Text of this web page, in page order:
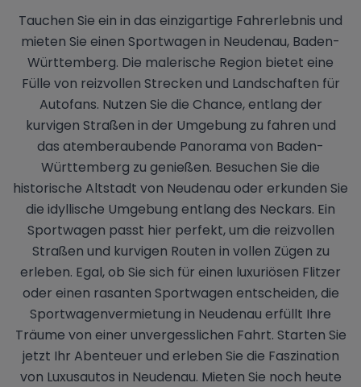
Tauchen Sie ein in das einzigartige Fahrerlebnis und
mieten Sie einen Sportwagen in Neudenau, Baden-
Württemberg. Die malerische Region bietet eine
Fülle von reizvollen Strecken und Landschaften für
Autofans. Nutzen Sie die Chance, entlang der
kurvigen Straßen in der Umgebung zu fahren und
das atemberaubende Panorama von Baden-
Württemberg zu genießen. Besuchen Sie die
historische Altstadt von Neudenau oder erkunden Sie
die idyllische Umgebung entlang des Neckars. Ein
Sportwagen passt hier perfekt, um die reizvollen
Straßen und kurvigen Routen in vollen Zügen zu
erleben. Egal, ob Sie sich für einen luxuriösen Flitzer
oder einen rasanten Sportwagen entscheiden, die
Sportwagenvermietung in Neudenau erfüllt Ihre
Träume von einer unvergesslichen Fahrt. Starten Sie
jetzt Ihr Abenteuer und erleben Sie die Faszination
von Luxusautos in Neudenau. Mieten Sie noch heute